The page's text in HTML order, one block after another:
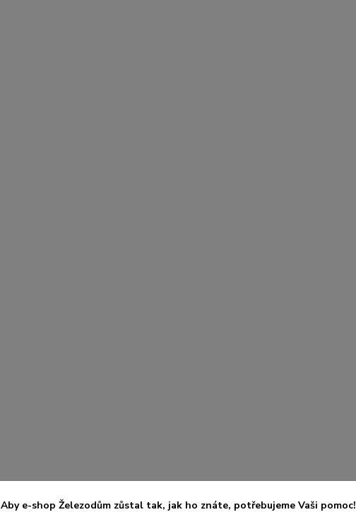
Aby e-shop Železodům zůstal tak, jak ho znáte, potřebujeme Vaši pomoc!